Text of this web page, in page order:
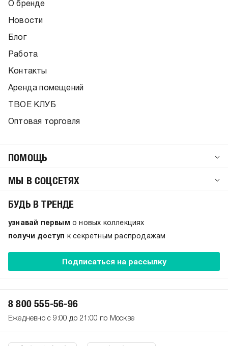
О бренде
Новости
Блог
Работа
Контакты
Аренда помещений
ТВОЕ КЛУБ
Оптовая торговля
ПОМОЩЬ
МЫ В СОЦСЕТЯХ
БУДЬ В ТРЕНДЕ
узнавай первым о новых коллекциях
получи доступ к секретным распродажам
Подписаться на рассылку
8 800 555-56-96
Ежедневно с 9:00 до 21:00 по Москве